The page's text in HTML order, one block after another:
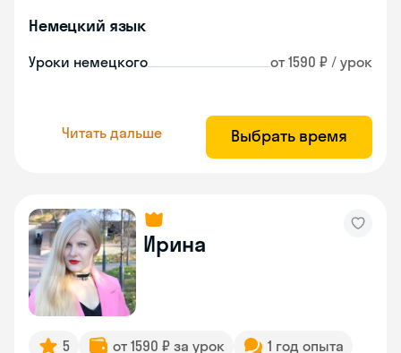
Немецкий язык
Уроки немецкого от 1590 ₽ / урок
Читать дальше Выбрать время
Ирина
5 от 1590 ₽ за урок
1 год опыта